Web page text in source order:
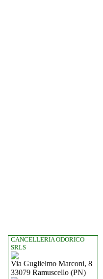
CANCELLERIA ODORICO
SRLS
Via Guglielmo Marconi, 8
33079 Ramuscello (PN)